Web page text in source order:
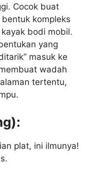
Cocok buat
kompleks
bodi mobil.
yang
masuk ke
wadah
tertentu,
plat, ini ilmunya!